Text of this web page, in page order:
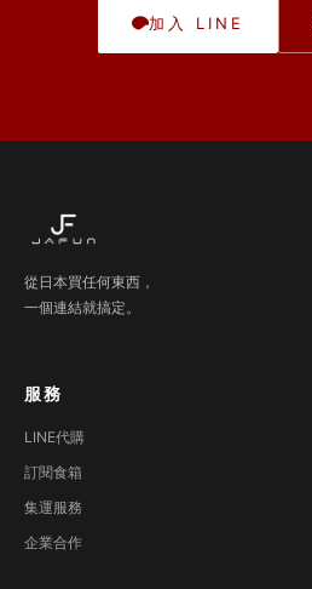
加入 LINE
從日本買任何東西，
一個連結就搞定。
服務
LINE代購
訂閱食箱
集運服務
企業合作